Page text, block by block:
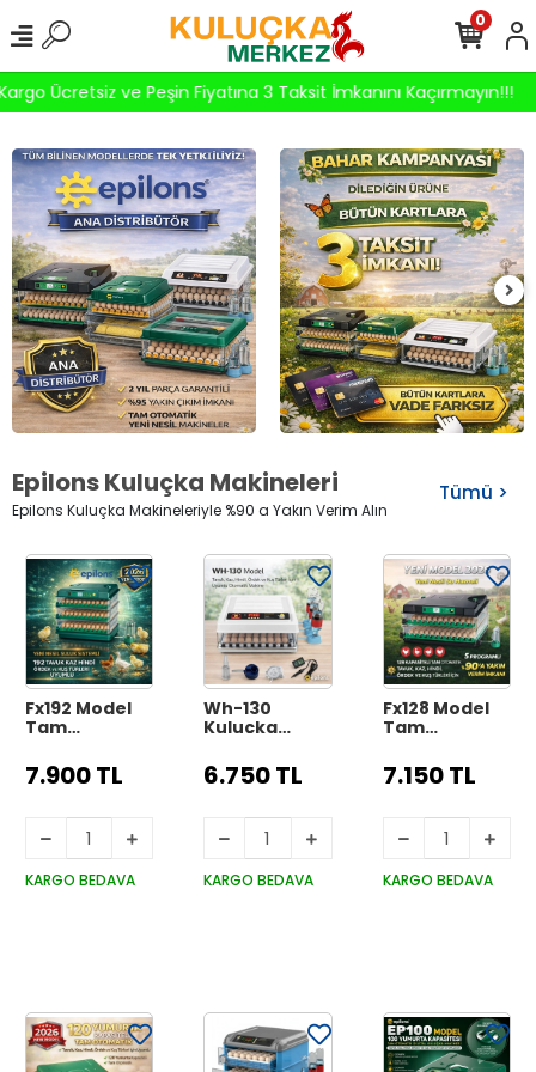
Ücretsiz ve Peşin Fiyatına 3 Taksit İmkanını Kaçırmayın!!!
0
Epilons Kuluçka Makineleri
Epilons Kuluçka Makineleriyle %90 a Yakın Verim Alın
Tümü >
Fx192 Model
Tam
Kuluçka
Makinesi -
Hayvanlara
Uyumlu Yeni
Nesil Su
Hazneli
7.900 TL
KARGO BEDAVA
Wh-130
Kuluçka
tavuk Kaz
Hindi Ördek
Uyumlu
Yedek Motor
Hediyeli
6.750 TL
KARGO BEDAVA
Fx128 Model
Tam
Kuluçka
Makinesi -
Güç Sistemli,
Su Hazneli
Yeni Nesil
İnkübatör
7.150 TL
KARGO BEDAVA